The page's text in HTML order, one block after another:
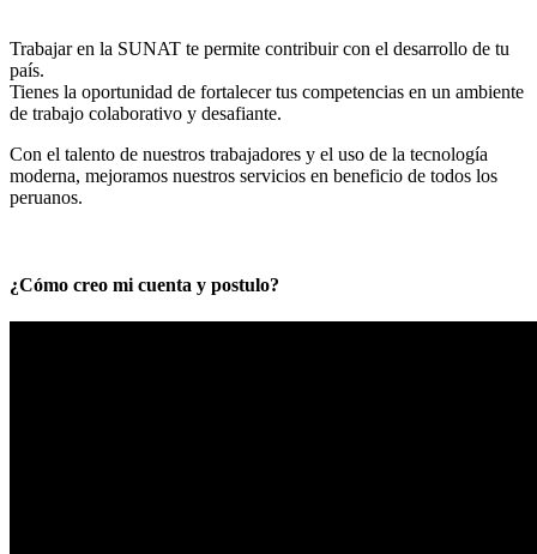
Trabajar en la SUNAT te permite contribuir con el desarrollo de tu
país.
Tienes la oportunidad de fortalecer tus competencias en un ambiente
de trabajo colaborativo y desafiante.
Con el talento de nuestros trabajadores y el uso de la tecnología
moderna, mejoramos nuestros servicios en beneficio de todos los
peruanos.
¿Cómo creo mi cuenta y postulo?